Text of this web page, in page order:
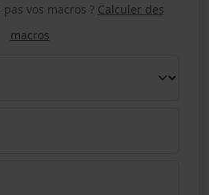
vos macros ? Calculer des
macros